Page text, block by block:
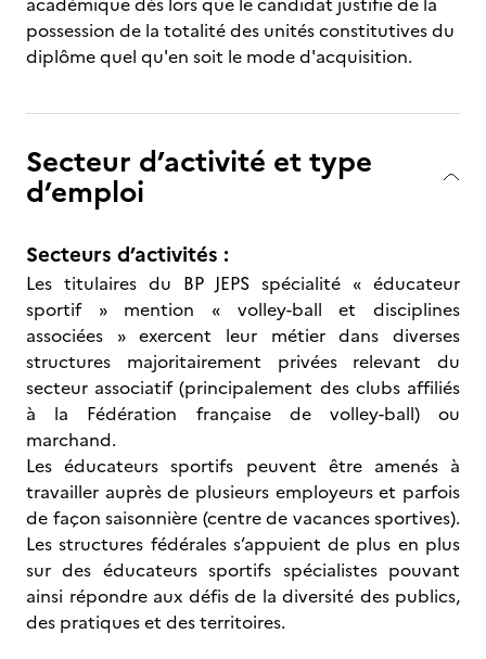
possession de la totalité des unités constitutives du
diplôme quel qu'en soit le mode d'acquisition.
Secteur d’activité et type
d’emploi
Secteurs d’activités :
Les titulaires du BP JEPS spécialité « éducateur
sportif » mention « volley-ball et disciplines
associées » exercent leur métier dans diverses
structures majoritairement privées relevant du
secteur associatif (principalement des clubs affiliés
à la Fédération française de volley-ball) ou
marchand.
Les éducateurs sportifs peuvent être amenés à
travailler auprès de plusieurs employeurs et parfois
de façon saisonnière (centre de vacances sportives).
Les structures fédérales s’appuient de plus en plus
sur des éducateurs sportifs spécialistes pouvant
ainsi répondre aux défis de la diversité des publics,
des pratiques et des territoires.